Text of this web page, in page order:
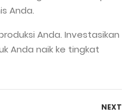
Anda.
Anda. Investasikan
Anda naik ke tingkat
NEXT